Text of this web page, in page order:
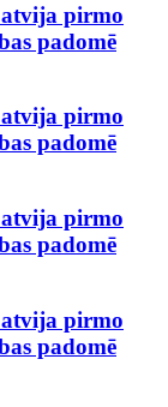
pirmo
padomē
pirmo
padomē
pirmo
padomē
pirmo
padomē